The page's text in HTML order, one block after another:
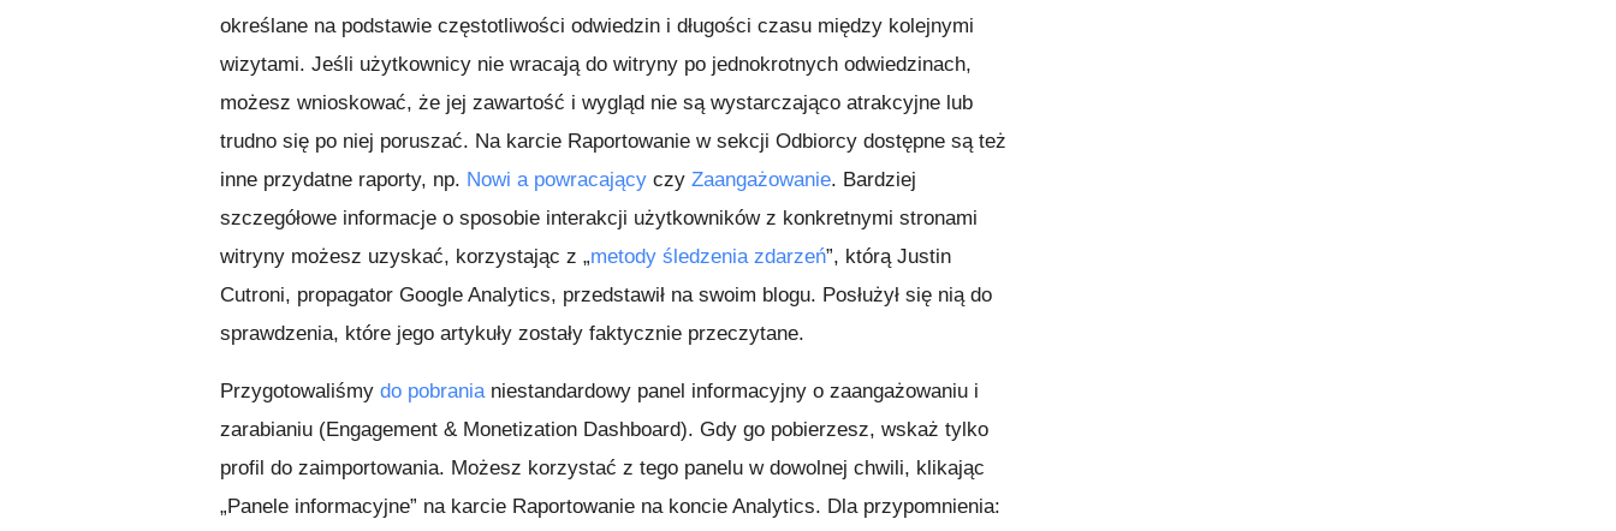
określane na podstawie częstotliwości odwiedzin i długości czasu między kolejnymi
wizytami. Jeśli użytkownicy nie wracają do witryny po jednokrotnych odwiedzinach,
możesz wnioskować, że jej zawartość i wygląd nie są wystarczająco atrakcyjne lub
trudno się po niej poruszać. Na karcie Raportowanie w sekcji Odbiorcy dostępne są też
inne przydatne raporty, np. Nowi a powracający czy Zaangażowanie. Bardziej
szczegółowe informacje o sposobie interakcji użytkowników z konkretnymi stronami
witryny możesz uzyskać, korzystając z „metody śledzenia zdarzeń”, którą Justin
Cutroni, propagator Google Analytics, przedstawił na swoim blogu. Posłużył się nią do
sprawdzenia, które jego artykuły zostały faktycznie przeczytane.
Przygotowaliśmy do pobranianiestandardowy panel informacyjny o zaangażowaniu i
zarabianiu (Engagement & Monetization Dashboard). Gdy go pobierzesz, wskaż tylko
profil do zaimportowania. Możesz korzystać z tego panelu w dowolnej chwili, klikając
„Panele informacyjne” na karcie Raportowanie na koncie Analytics. Dla przypomnienia: